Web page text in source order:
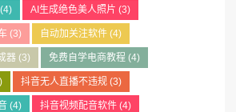
AI生成绝色美人照片 (3)
(3) 自动加关注软件 (4)
器(3) 免费自学电商教程 (4)
抖音无人直播不违规 (3)
(4) 抖音视频配音软件 (4)